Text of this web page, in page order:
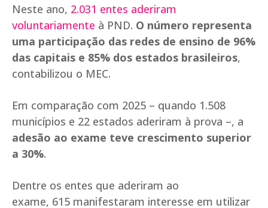
Neste ano, 2.031 entes aderiram
voluntariamente à PND. O número representa
uma participação das redes de ensino de 96%
das capitais e 85% dos estados brasileiros,
contabilizou o MEC.
Em comparação com 2025 – quando 1.508
municípios e 22 estados aderiram à prova –, a
adesão ao exame teve crescimento superior
a 30%.
Dentre os entes que aderiram ao
exame, 615 manifestaram interesse em utilizar